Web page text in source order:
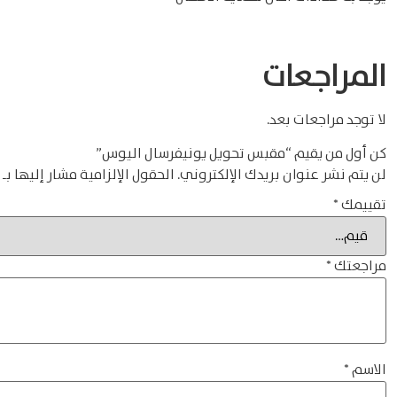
المراجعات
لا توجد مراجعات بعد.
كن أول من يقيم “مقبس تحويل يونيفرسال اليوس”
لن يتم نشر عنوان بريدك الإلكتروني. الحقول الإلزامية مشار إليها بـ
تقييمك*
مراجعتك*
الاسم*